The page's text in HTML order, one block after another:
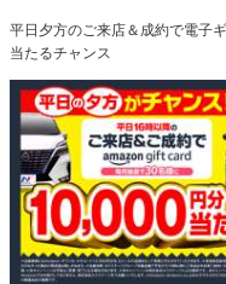
平日夕方のご来店＆成約で電子
当たるチャンス